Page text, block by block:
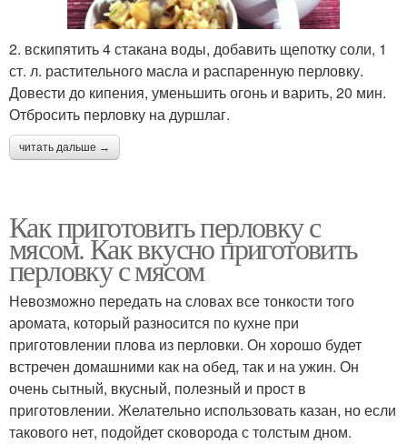
2. вскипятить 4 стакана воды, добавить щепотку соли, 1
ст. л. растительного масла и распаренную перловку.
Довести до кипения, уменьшить огонь и варить, 20 мин.
Отбросить перловку на дуршлаг.
читать дальше →
Как приготовить перловку с
мясом. Как вкусно приготовить
перловку с мясом
Невозможно передать на словах все тонкости того
аромата, который разносится по кухне при
приготовлении плова из перловки. Он хорошо будет
встречен домашними как на обед, так и на ужин. Он
очень сытный, вкусный, полезный и прост в
приготовлении. Желательно использовать казан, но если
такового нет, подойдет сковорода с толстым дном.